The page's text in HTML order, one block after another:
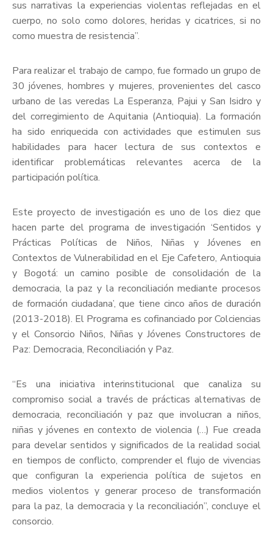
sus narrativas la experiencias violentas reflejadas en el
cuerpo, no solo como dolores, heridas y cicatrices, si no
como muestra de resistencia”.
Para realizar el trabajo de campo, fue formado un grupo de
30 jóvenes, hombres y mujeres, provenientes del casco
urbano de las veredas La Esperanza, Pajui y San Isidro y
del corregimiento de Aquitania (Antioquia). La formación
ha sido enriquecida con actividades que estimulen sus
habilidades para hacer lectura de sus contextos e
identificar problemáticas relevantes acerca de la
participación política.
Este proyecto de investigación es uno de los diez que
hacen parte del programa de investigación ‘Sentidos y
Prácticas Políticas de Niños, Niñas y Jóvenes en
Contextos de Vulnerabilidad en el Eje Cafetero, Antioquia
y Bogotá: un camino posible de consolidación de la
democracia, la paz y la reconciliación mediante procesos
de formación ciudadana’, que tiene cinco años de duración
(2013-2018). El Programa es cofinanciado por Colciencias
y el Consorcio Niños, Niñas y Jóvenes Constructores de
Paz: Democracia, Reconciliación y Paz.
“Es una iniciativa interinstitucional que canaliza su
compromiso social a través de prácticas alternativas de
democracia, reconciliación y paz que involucran a niños,
niñas y jóvenes en contexto de violencia (…) Fue creada
para develar sentidos y significados de la realidad social
en tiempos de conflicto, comprender el flujo de vivencias
que configuran la experiencia política de sujetos en
medios violentos y generar proceso de transformación
para la paz, la democracia y la reconciliación”, concluye el
consorcio.